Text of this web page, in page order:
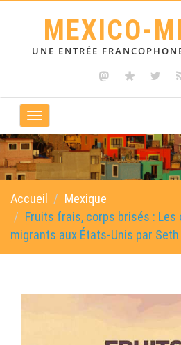
MEXICO-
UNE ENTRÉE
Toggle
navigation
Accueil
Mexique
Fruits frais, corps brisés : Les
migrants aux États-Unis par Seth